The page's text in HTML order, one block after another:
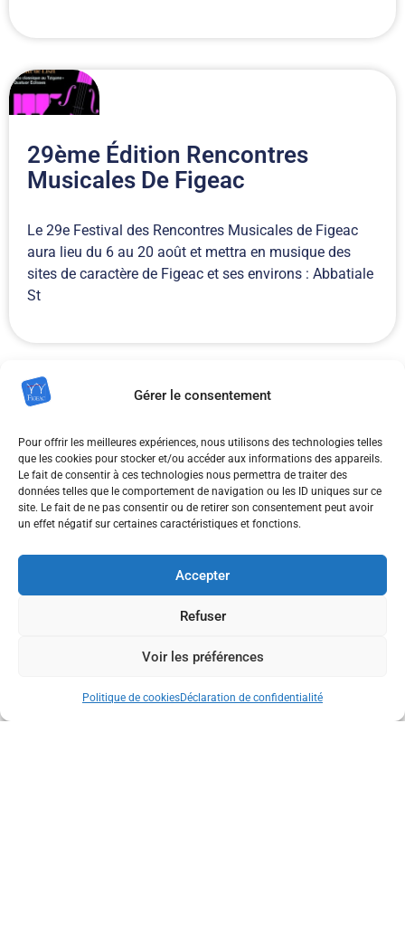
Gérer le consentement
Pour offrir les meilleures expériences, nous utilisons des technologies telles
que les cookies pour stocker et/ou accéder aux informations des appareils.
Le fait de consentir à ces technologies nous permettra de traiter des
données telles que le comportement de navigation ou les ID uniques sur ce
site. Le fait de ne pas consentir ou de retirer son consentement peut avoir
un effet négatif sur certaines caractéristiques et fonctions.
Accepter
Refuser
Voir les préférences
Politique de cookiesDéclaration de confidentialité
29ème Édition Rencontres
Musicales De Figeac
Le 29e Festival des Rencontres Musicales de Figeac
aura lieu du 6 au 20 août et mettra en musique des
sites de caractère de Figeac et ses environs : Abbatiale
St
Exposition Cimaise
Exposition d’art contemporain avec ses artistes et son
invitée d’honneur Claudia Morand Vernissage samedi 6
juin à 18h30 Entrée libre de 14h30 à 18h30